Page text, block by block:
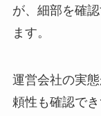
が、細部を確
ます。
運営会社の実
頼性も確認で